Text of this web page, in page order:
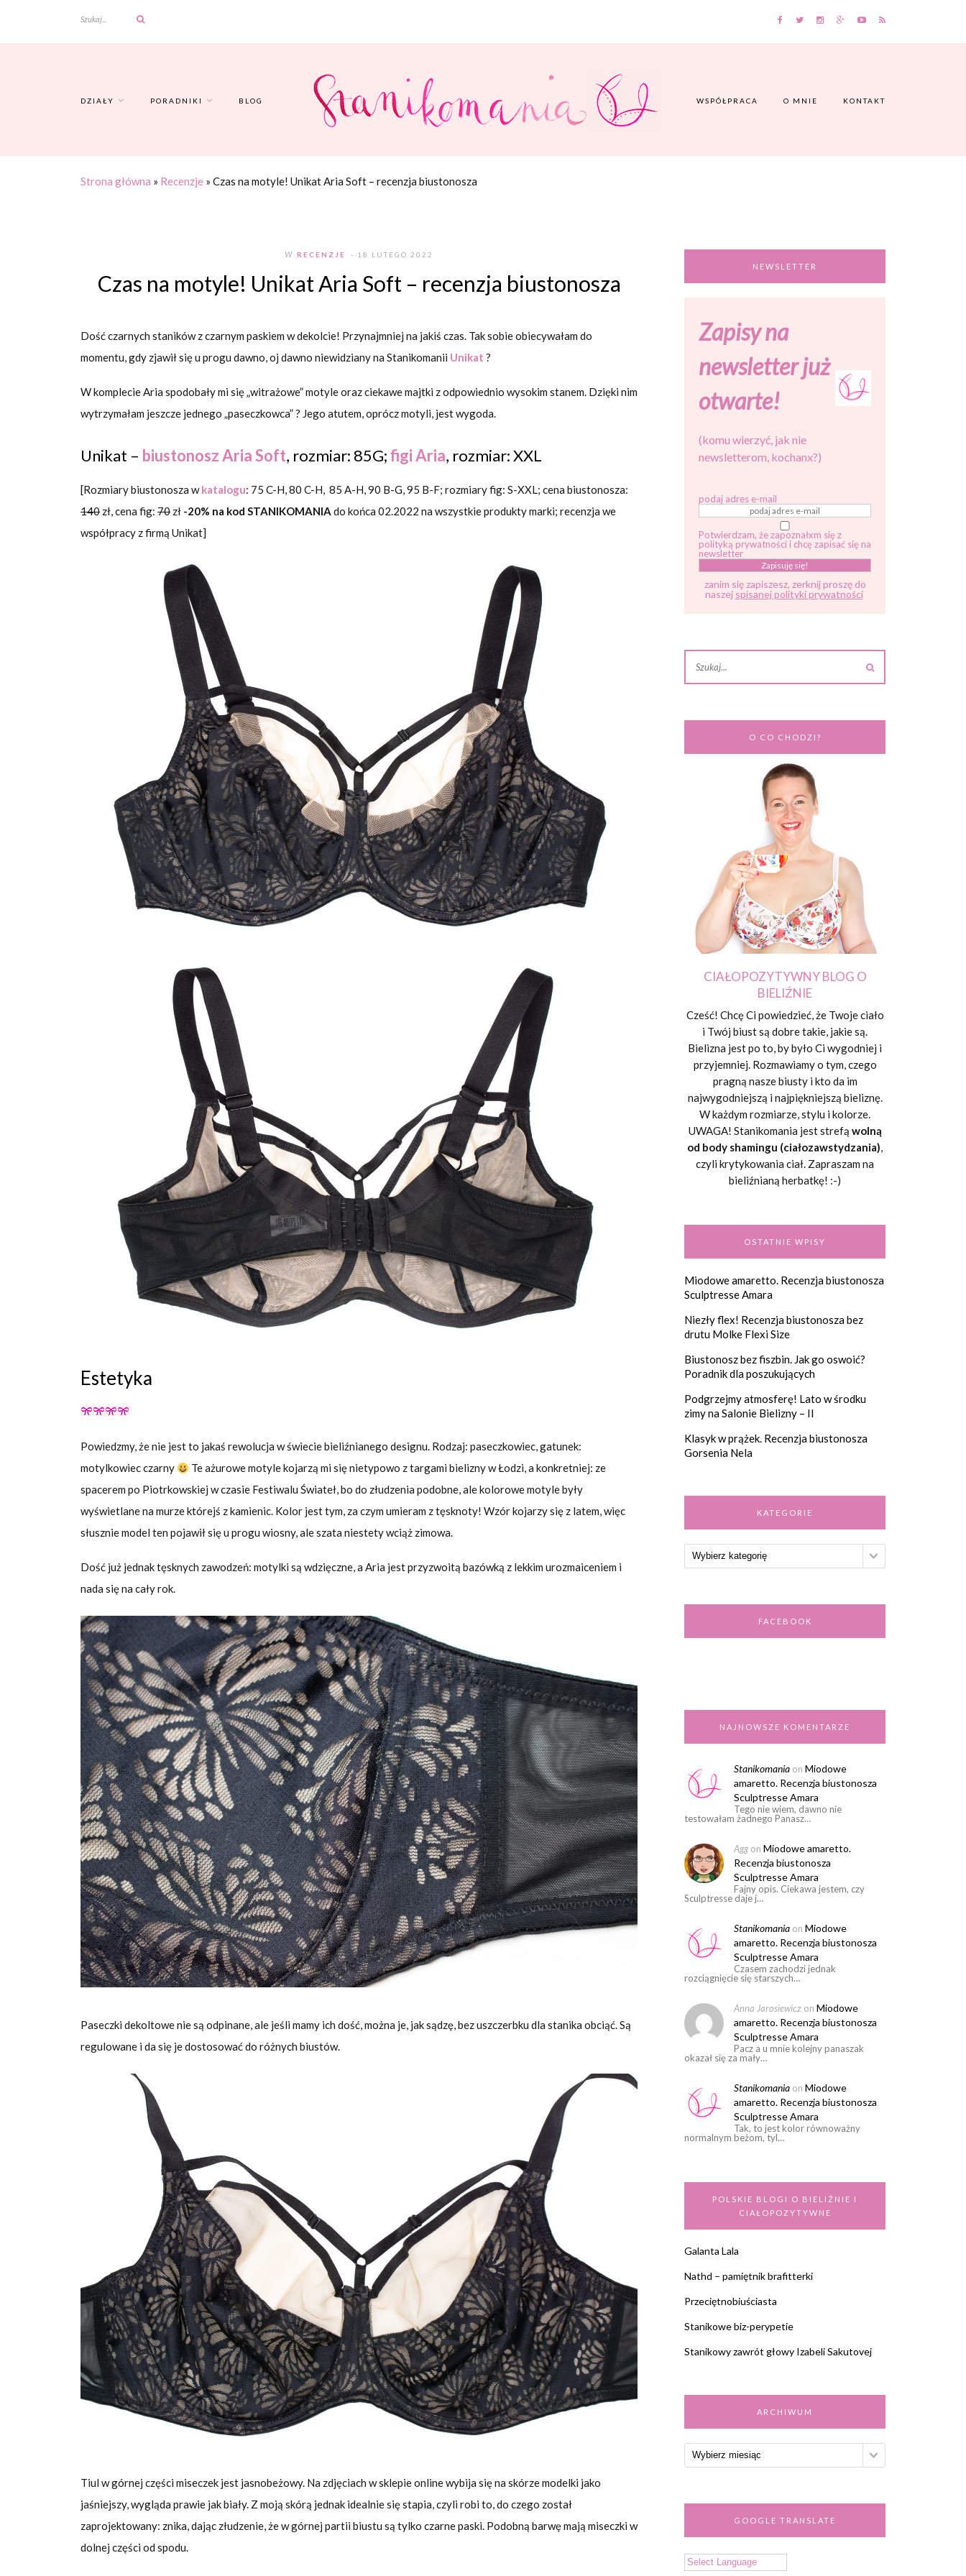
DZIAŁY PORADNIKI BLOG WSPÓŁPRACA O MNIE KONTAKT
Strona główna » Recenzje » Czas na motyle! Unikat Aria Soft – recenzja biustonosza
W RECENZJE - 18 LUTEGO 2022
Czas na motyle! Unikat Aria Soft – recenzja biustonosza
Dość czarnych staników z czarnym paskiem w dekolcie! Przynajmniej na jakiś czas. Tak sobie obiecywałam do
momentu, gdy zjawił się u progu dawno, oj dawno niewidziany na Stanikomanii Unikat ?
W komplecie Aria spodobały mi się „witrażowe” motyle oraz ciekawe majtki z odpowiednio wysokim stanem. Dzięki nim
wytrzymałam jeszcze jednego „paseczkowca” ? Jego atutem, oprócz motyli, jest wygoda.
Unikat – biustonosz Aria Soft, rozmiar: 85G;figi Aria, rozmiar: XXL
[Rozmiary biustonosza wkatalogu: 75 C-H, 80 C-H, 85 A-H, 90 B-G, 95 B-F; rozmiary fig: S-XXL; cena biustonosza:
140 zł, cena fig: 70 zł -20% na kod STANIKOMANIA do końca 02.2022 na wszystkie produkty marki; recenzja we
współpracy z firmą Unikat]
Estetyka
Powiedzmy, że nie jest to jakaś rewolucja w świecie bieliźnianego designu. Rodzaj: paseczkowiec, gatunek:
motylkowiec czarny
Te ażurowe motyle kojarzą mi się nietypowo z targami bielizny w Łodzi, a konkretniej: ze
spacerem po Piotrkowskiej w czasie Festiwalu Świateł, bo do złudzenia podobne, ale kolorowe motyle były
wyświetlane na murze którejś z kamienic. Kolor jest tym, za czym umieram z tęsknoty! Wzór kojarzy się z latem, więc
słusznie model ten pojawił się u progu wiosny, ale szata niestety wciąż zimowa.
Dość już jednak tęsknych zawodzeń: motylki są wdzięczne, a Aria jest przyzwoitą bazówką z lekkim urozmaiceniem i
nada się na cały rok.
Paseczki dekoltowe nie są odpinane, ale jeśli mamy ich dość, można je, jak sądzę, bez uszczerbku dla stanika obciąć. Są
regulowane i da się je dostosować do różnych biustów.
Tiul w górnej części miseczek jest jasnobeżowy. Na zdjęciach w sklepie online wybija się na skórze modelki jako
jaśniejszy, wygląda prawie jak biały. Z moją skórą jednak idealnie się stapia, czyli robi to, do czego został
zaprojektowany: znika, dając złudzenie, że w górnej partii biustu są tylko czarne paski. Podobną barwę mają miseczki w
dolnej części od spodu.
NEWSLETTER
Zapisy na
newsletter już
otwarte!
(komu wierzyć, jak nie
newsletterom, kochanx?)
podaj adres e-mail
Potwierdzam, że zapoznałxm się z
polityką prywatności i chcę zapisać się na
newsletter
zanim się zapiszesz, zerknij proszę do
naszej spisanej polityki prywatności
O CO CHODZI?
CIAŁOPOZYTYWNY BLOG O
BIELIŹNIE
Cześć! Chcę Ci powiedzieć, że Twoje ciało
i Twój biust są dobre takie, jakie są.
Bielizna jest po to, by było Ci wygodniej i
przyjemniej. Rozmawiamy o tym, czego
pragną nasze biusty i kto da im
najwygodniejszą i najpiękniejszą bieliznę.
W każdym rozmiarze, stylu i kolorze.
UWAGA! Stanikomania jest strefą wolną
od body shamingu (ciałozawstydzania),
czyli krytykowania ciał. Zapraszam na
bieliźnianą herbatkę! :-)
OSTATNIE WPISY
Miodowe amaretto. Recenzja biustonosza
Sculptresse Amara
Niezły flex! Recenzja biustonosza bez
drutu Molke Flexi Size
Biustonosz bez fiszbin. Jak go oswoić?
Poradnik dla poszukujących
Podgrzejmy atmosferę! Lato w środku
zimy na Salonie Bielizny – II
Klasyk w prążek. Recenzja biustonosza
Gorsenia Nela
KATEGORIE
FACEBOOK
NAJNOWSZE KOMENTARZE
Stanikomania on Miodowe
amaretto. Recenzja biustonosza
Sculptresse Amara
Tego nie wiem, dawno nie
testowałam żadnego Panasz…
Agg on Miodowe amaretto.
Recenzja biustonosza
Sculptresse Amara
Fajny opis. Ciekawa jestem, czy
Sculptresse daje j…
Stanikomania on Miodowe
amaretto. Recenzja biustonosza
Sculptresse Amara
Czasem zachodzi jednak
rozciągnięcie się starszych…
Anna Jarosiewicz on Miodowe
amaretto. Recenzja biustonosza
Sculptresse Amara
Pacz a u mnie kolejny panaszak
okazał się za mały…
Stanikomania on Miodowe
amaretto. Recenzja biustonosza
Sculptresse Amara
Tak, to jest kolor równoważny
normalnym beżom, tyl…
POLSKIE BLOGI O BIELIŹNIE I
CIAŁOPOZYTYWNE
Galanta Lala
Nathd – pamiętnik brafitterki
Przeciętnobiuściasta
Stanikowe biz-perypetie
Stanikowy zawrót głowy Izabeli Sakutovej
ARCHIWUM
GOOGLE TRANSLATE